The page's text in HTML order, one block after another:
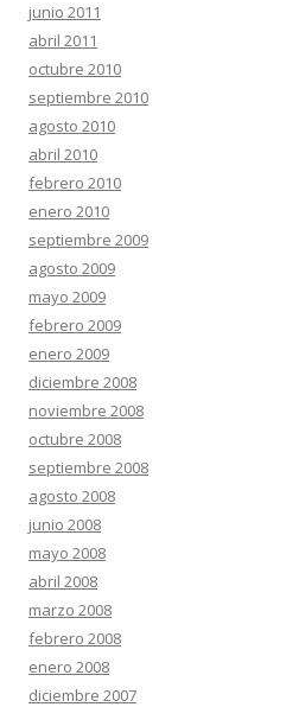
junio 2011
abril 2011
octubre 2010
septiembre 2010
agosto 2010
abril 2010
febrero 2010
enero 2010
septiembre 2009
agosto 2009
mayo 2009
febrero 2009
enero 2009
diciembre 2008
noviembre 2008
octubre 2008
septiembre 2008
agosto 2008
junio 2008
mayo 2008
abril 2008
marzo 2008
febrero 2008
enero 2008
diciembre 2007